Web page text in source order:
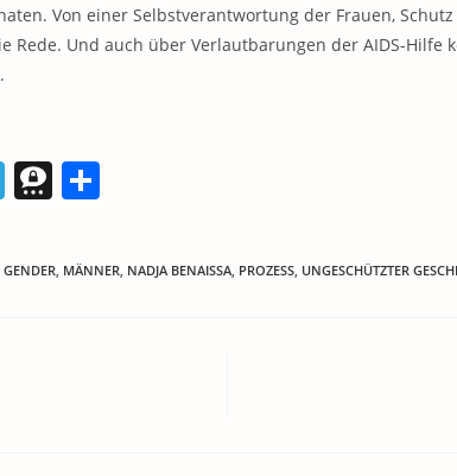
Von einer Selbstverantwortung der Frauen,
Rede. Und auch über Verlautbarungen der AIDS-Hilfe
T
e
T
re
e
le
n
GENDER, MÄNNER, NADJA BENAISSA, PROZESS, UNGESCHÜTZTER